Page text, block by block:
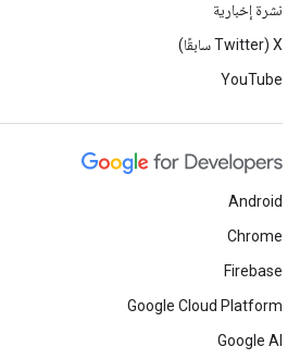
نشرة إخبارية
‫X ‏(Twitter سابقًا)
YouTube
Android
Chrome
Firebase
Google Cloud Platform
Google AI